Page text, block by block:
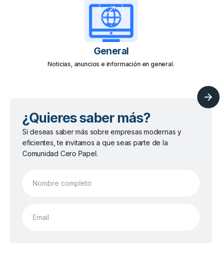
General
Noticias, anuncios e información en general.
¿Quieres saber más?
Si deseas saber más sobre empresas modernas y
eficientes, te invitamos a que seas parte de la
Comunidad Cero Papel.